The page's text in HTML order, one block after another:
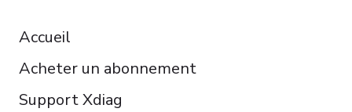
Accueil
Acheter un abonnement
Support Xdiag